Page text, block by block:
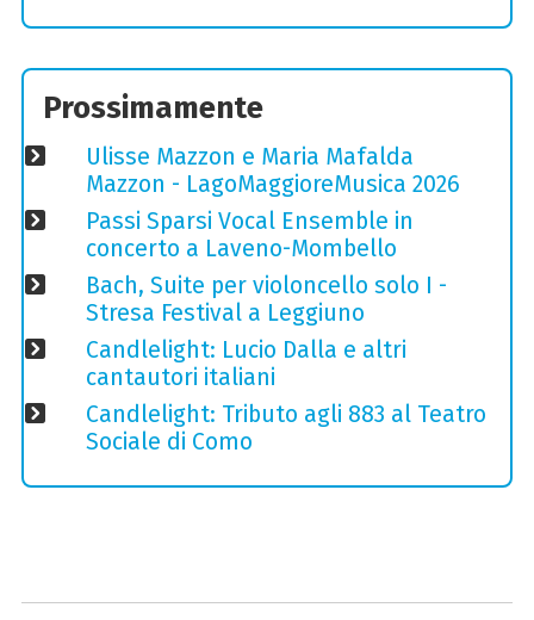
Prossimamente
Ulisse Mazzon e Maria Mafalda
Mazzon - LagoMaggioreMusica 2026
Passi Sparsi Vocal Ensemble in
concerto a Laveno-Mombello
Bach, Suite per violoncello solo I -
Stresa Festival a Leggiuno
Candlelight: Lucio Dalla e altri
cantautori italiani
Candlelight: Tributo agli 883 al Teatro
Sociale di Como